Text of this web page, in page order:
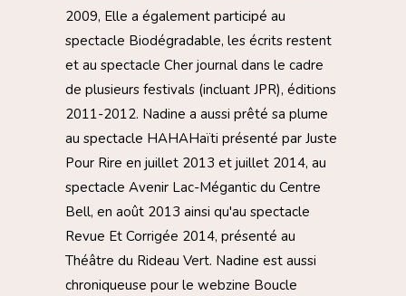
2009, Elle a également participé au
spectacle Biodégradable, les écrits restent
et au spectacle Cher journal dans le cadre
de plusieurs festivals (incluant JPR), éditions
2011-2012. Nadine a aussi prêté sa plume
au spectacle HAHAHaïti présenté par Juste
Pour Rire en juillet 2013 et juillet 2014, au
spectacle Avenir Lac-Mégantic du Centre
Bell, en août 2013 ainsi qu'au spectacle
Revue Et Corrigée 2014, présenté au
Théâtre du Rideau Vert. Nadine est aussi
chroniqueuse pour le webzine Boucle